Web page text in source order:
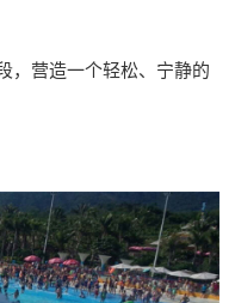
，营造一个轻松、宁静的